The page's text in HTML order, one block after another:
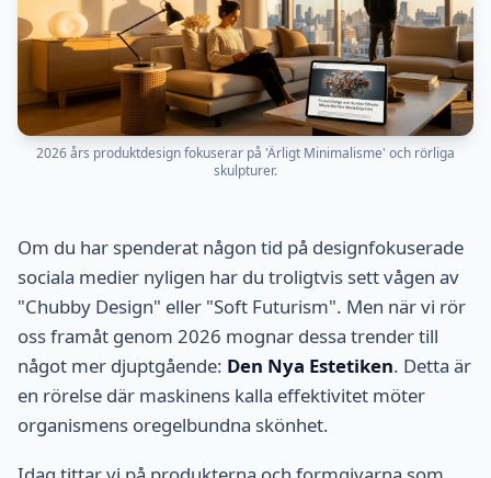
2026 års produktdesign fokuserar på 'Ärligt Minimalisme' och rörliga
skulpturer.
Om du har spenderat någon tid på designfokuserade
sociala medier nyligen har du troligtvis sett vågen av
"Chubby Design" eller "Soft Futurism". Men när vi rör
oss framåt genom 2026 mognar dessa trender till
något mer djuptgående: Den Nya Estetiken. Detta är
en rörelse där maskinens kalla effektivitet möter
organismens oregelbundna skönhet.